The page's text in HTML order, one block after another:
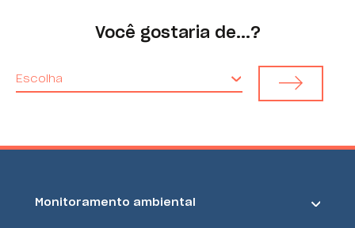
Você gostaria de...?
Escolha
Monitoramento ambiental